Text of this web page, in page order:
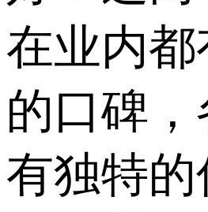
在业内
的口碑，
有独特的